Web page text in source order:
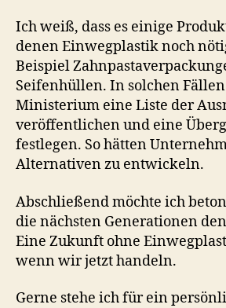
Ich weiß, dass es einige
denen Einwegplastik noch
Beispiel
Seifenhüllen. In solchen
Ministerium eine Liste der
veröffentlichen und eine
festlegen. So hätten
Alternativen zu entwickeln.
Abschließend möchte ich
die nächsten Generationen
Eine Zukunft ohne
wenn wir jetzt handeln.
Gerne stehe ich für ein